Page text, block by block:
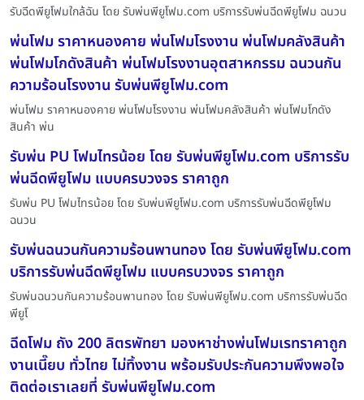
รับฉีดพียูโฟมใกล้ฉัน โดย รับพ่นพียูโฟม.com บริการรับพ่นฉีดพียูโฟม ฉนวน
พ่นโฟม ราคาหนองคาย พ่นโฟมโรงงาน พ่นโฟมคลังสินค้า
พ่นโฟมโกดังสินค้า พ่นโฟมโรงงานอุตสาหกรรม ฉนวนกัน
ความร้อนโรงงาน รับพ่นพียูโฟม.com
พ่นโฟม ราคาหนองคาย พ่นโฟมโรงงาน พ่นโฟมคลังสินค้า พ่นโฟมโกดัง
สินค้า พ่น
รับพ่น PU โฟมไทรน้อย โดย รับพ่นพียูโฟม.com บริการรับ
พ่นฉีดพียูโฟม แบบครบวงจร ราคาถูก
รับพ่น PU โฟมไทรน้อย โดย รับพ่นพียูโฟม.com บริการรับพ่นฉีดพียูโฟม
ฉนวน
รับพ่นฉนวนกันความร้อนพานทอง โดย รับพ่นพียูโฟม.com
บริการรับพ่นฉีดพียูโฟม แบบครบวงจร ราคาถูก
รับพ่นฉนวนกันความร้อนพานทอง โดย รับพ่นพียูโฟม.com บริการรับพ่นฉีด
พียูโ
ฉีดโฟม ถัง 200 ลิตรพัทยา มองหาช่างพ่นโฟมเรทราคาถูก
งานเนี๊ยบ ทั่วไทย ไม่ทิ้งงาน พร้อมรับประกันความพึงพอใจ
ติดต่อเราเลยที่ รับพ่นพียูโฟม.com